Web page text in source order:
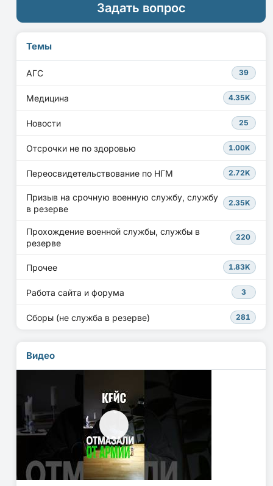
Задать вопрос
Темы
АГС 39
Медицина 4.35K
Новости 25
Отсрочки не по здоровью 1.00K
Переосвидетельствование по НГМ 2.72K
Призыв на срочную военную службу, службу
в резерве
2.35K
Прохождение военной службы, службы в
резерве
220
Прочее 1.83K
Работа сайта и форума 3
Сборы (не служба в резерве) 281
Видео